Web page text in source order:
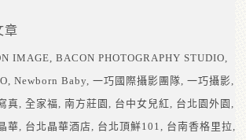
章
IMAGE BACON PHOTOGRAPHY STUDIO
Newborn Baby 一巧國際攝影團隊 一巧攝影
真 全家福 南方莊園 台中女兒紅
台北園外園
華 台北晶華酒店 台北頂鮮101
台南香格里拉